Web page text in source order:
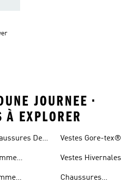
JOURNEE •
À EXPLORER
De
Vestes Gore-tex®
Vestes Hivernales
Chaussures